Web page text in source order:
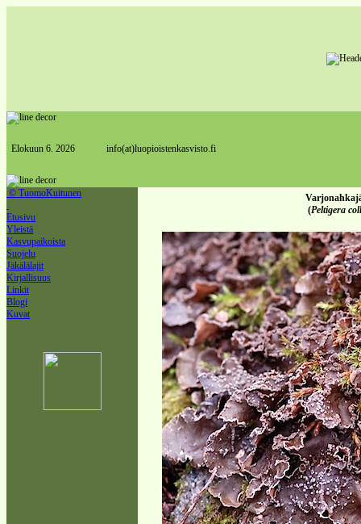
Elokuun 6. 2026 info(at)luopioistenkasvisto.fi
© TuomoKuitunen
Etusivu
Yleistä
Kasvupaikoista
Suojelu
Jäkälälajit
Kirjallisuus
Linkit
Blogi
Kuvat
(Peltigera